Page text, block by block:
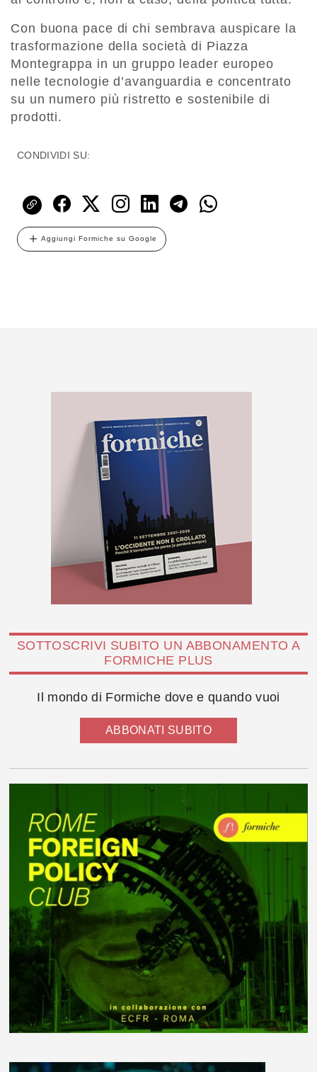
Con buona pace di chi sembrava auspicare la
trasformazione della società di Piazza
Montegrappa in un gruppo leader europeo
nelle tecnologie d’avanguardia e concentrato
su un numero più ristretto e sostenibile di
prodotti.
CONDIVIDI SU:
Aggiungi Formiche su Google
SOTTOSCRIVI SUBITO UN ABBONAMENTO A
FORMICHE PLUS
Il mondo di Formiche dove e quando vuoi
ABBONATI SUBITO